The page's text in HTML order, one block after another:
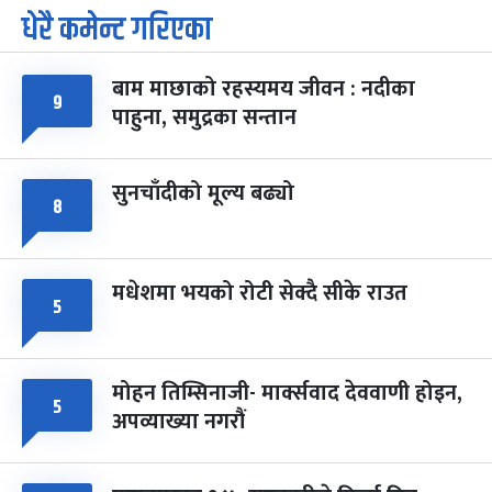
७
आइत
पूर्णिमा व्रत
चैत्र ७, २०८३-Mar 21, 2027
८ फागुपूर्णिमा
चैत्र ८, २०८३-Mar 22, 2027
७ महिना बाँकी
धेरै कमेन्ट गरिएका
९ बाम माछाको रहस्यमय जीवन : नदीका
पाहुना, समुद्रका सन्तान
८ सुनचाँदीको मूल्य बढ्यो
५ मधेशमा भयको रोटी सेक्दै सीके राउत
५ मोहन तिम्सिनाजी- मार्क्सवाद देववाणी होइन,
अपव्याख्या नगरौं